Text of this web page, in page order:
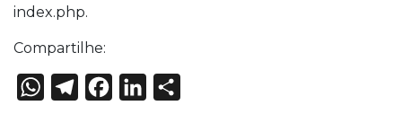
index.php.
Compartilhe:
WhatsApp
TelegramFacebook
LinkedIn